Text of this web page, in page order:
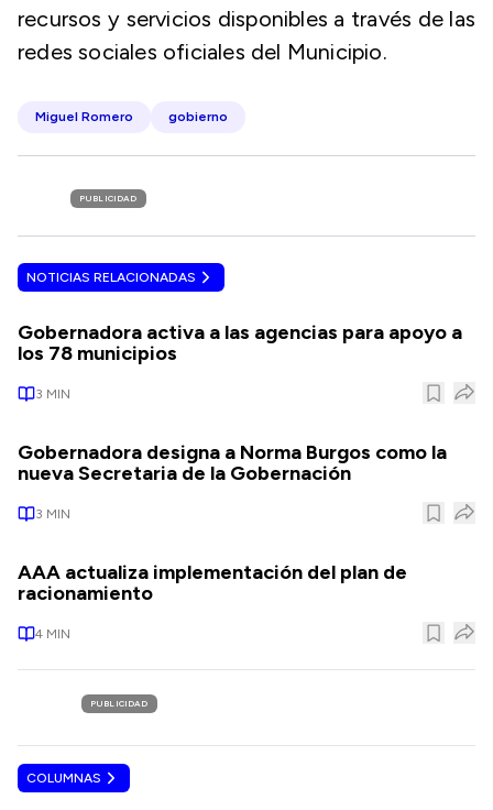
recursos y servicios disponibles a través de las
redes sociales oficiales del Municipio.
Miguel Romero gobierno
PUBLICIDAD
NOTICIAS RELACIONADAS
Gobernadora activa a las agencias para apoyo a
los 78 municipios
3 MIN
Gobernadora designa a Norma Burgos como la
nueva Secretaria de la Gobernación
3 MIN
AAA actualiza implementación del plan de
racionamiento
4 MIN
PUBLICIDAD
COLUMNAS